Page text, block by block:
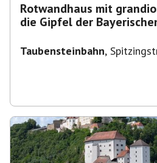
Rotwandhaus mit
die Gipfel der
Taubensteinbahn,